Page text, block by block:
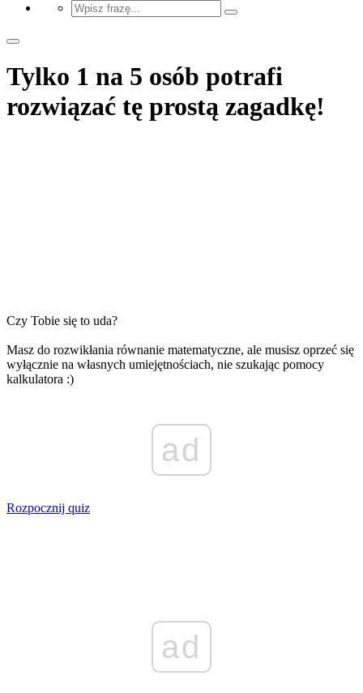
Tylko 1 na 5 osób potrafi
rozwiązać tę prostą zagadkę!
Czy Tobie się to uda?
Masz do rozwikłania równanie matematyczne, ale musisz oprzeć się
wyłącznie na własnych umiejętnościach, nie szukając pomocy
kalkulatora :)
ad
Rozpocznij quiz
ad